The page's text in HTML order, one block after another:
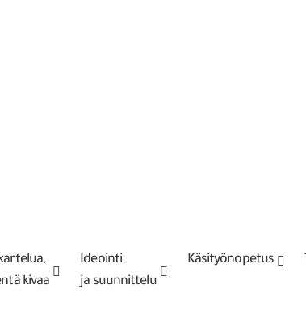
kivaa
Ideointi
ja suunnittelu
Käsityönopetus